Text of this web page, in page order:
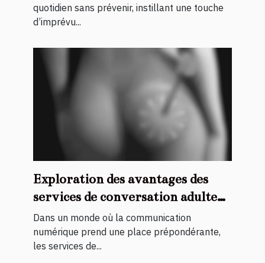
quotidien sans prévenir, instillant une touche
d’imprévu...
Exploration des avantages des
services de conversation adulte
pour hommes
Dans un monde où la communication
numérique prend une place prépondérante,
les services de...